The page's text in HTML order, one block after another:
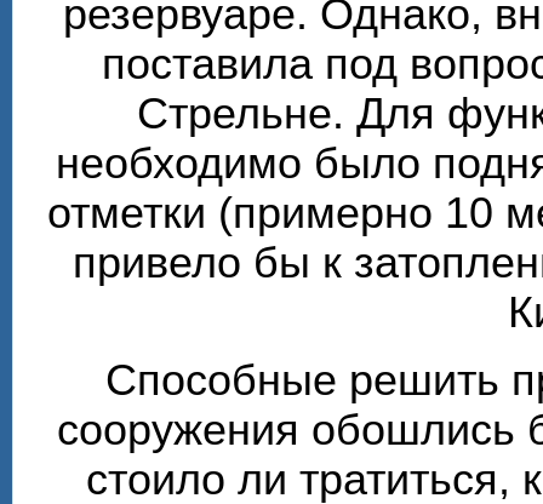
резервуаре. Однако,
поставила под
Стрельне. Для
необходимо было
отметки (примерно 10
привело бы к
Способные решить
сооружения обошлись
стоило ли тратиться,